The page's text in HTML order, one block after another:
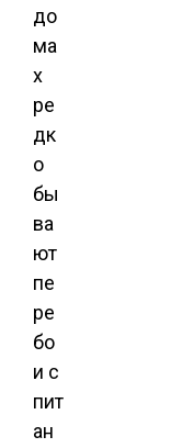
до
ма
х
ре
дк
о
бы
ва
ют
пе
ре
бо
и с
пит
ан